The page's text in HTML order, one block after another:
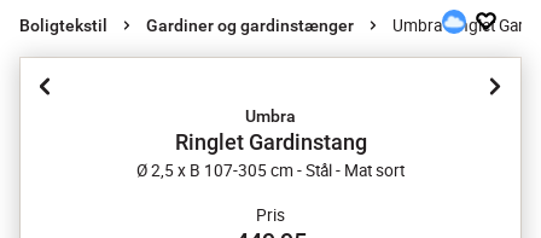
Boligtekstil Gardiner og gardinstænger Umbra Ringlet
Umbra
Ringlet Gardinstang
Ø 2,5 x B 107-305 cm - Stål - Mat sort
Pris